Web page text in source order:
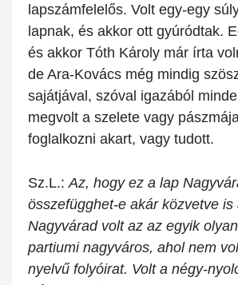
lapszámfelelős. Volt egy-egy
lapnak, és akkor ott gyúródtak.
és akkor Tóth Károly már írta
de Ara-Kovács még mindig
sajátjával, szóval igazából
megvolt a szelete vagy
foglalkozni akart, vagy tudott.
Sz.L.: Az, hogy ez a lap
összefügghet-e akár közvetve is
Nagyvárad volt az az egyik
partiumi nagyváros, ahol nem
nyelvű folyóirat. Volt a négy-